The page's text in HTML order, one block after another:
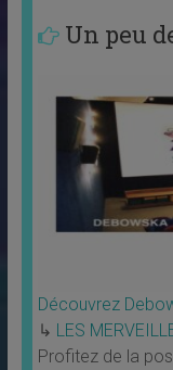
Un peu
Découvrez
↳ LES
Profitez de la